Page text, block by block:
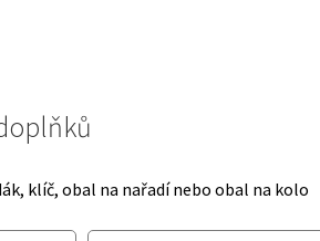
klíč, obal na nařadí nebo obal na kolo